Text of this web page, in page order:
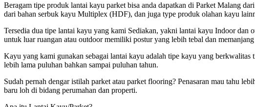
Beragam tipe produk lantai kayu parket bisa anda dapatkan di Parket Malang
dari bahan serbuk kayu Multiplex (HDF), dan juga type produk olahan kayu
Tersedia dua tipe lantai kayu yang kami Sediakan, yakni lantai kayu Indoor dan
untuk luar ruangan atau outdoor memiliki postur yang lebih tebal dan
Kayu yang kami gunakan sebagai lantai kayu adalah tipe kayu yang
lebih lama puluhan bahkan sampai puluhan tahun.
Sudah pernah dengar istilah parket atau parket flooring? Penasaran mau tahu
baru loh di bidang perumahan dan properti.